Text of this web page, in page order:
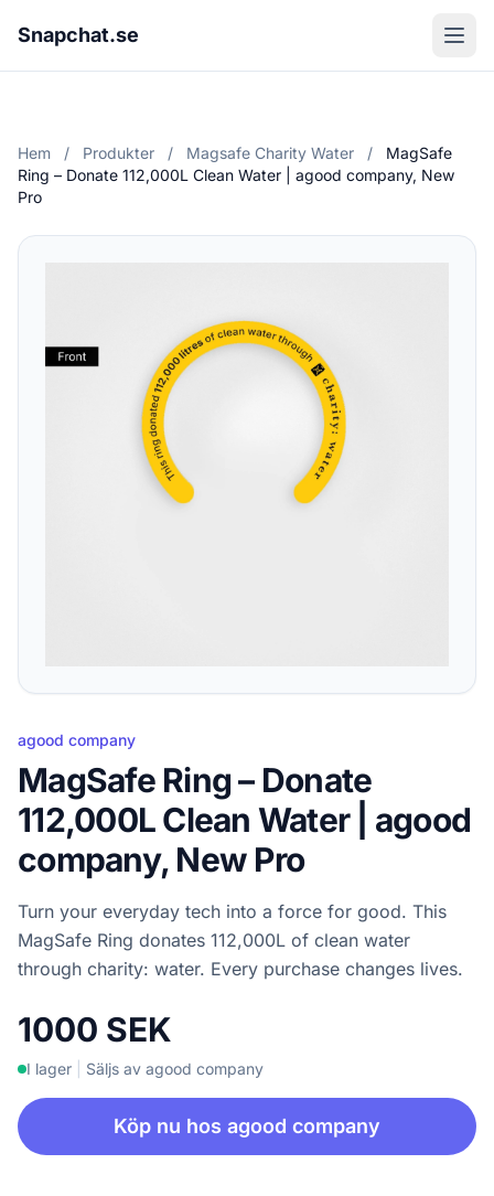
Snapchat.se
Hem / Produkter / Magsafe Charity Water /
MagSafe
Ring – Donate 112,000L Clean Water | agood company, New
Pro
agood company
MagSafe Ring – Donate
112,000L Clean Water | agood
company, New Pro
Turn your everyday tech into a force for good. This
MagSafe Ring donates 112,000L of clean water
through charity: water. Every purchase changes lives.
1000 SEK
I lager Säljs av agood company
Köp nu hos agood company